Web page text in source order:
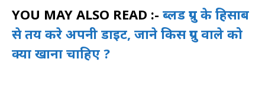
YOU MAY ALSO READ :- ब्लड ग्रुप के हिसाब
से तय करे अपनी डाइट, जाने किस ग्रुप वाले को
क्या खाना चाहिए ?